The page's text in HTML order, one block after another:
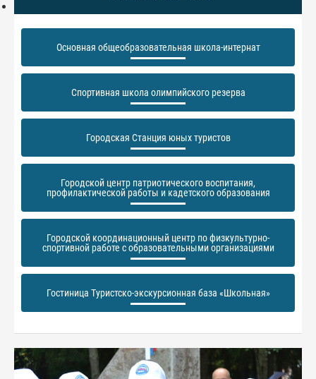
Основная общеобразовательная школа-интернат
Спортивная школа олимпийского резерва
Городская Станция юных туристов
Городской центр патриотического воспитания,
профилактической работы и кадетского образования
Городской координационный центр по физкультурно-
спортивной работе с образовательными организациями
Гостиница Туристско-экскурсионная база «Школьная»